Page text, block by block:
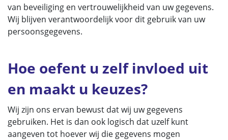
van beveiliging en vertrouwelijkheid van uw gegevens.
Wij blijven verantwoordelijk voor dit gebruik van uw
persoonsgegevens.
Hoe oefent u zelf invloed uit
en maakt u keuzes?
Wij zijn ons ervan bewust dat wij uw gegevens
gebruiken. Het is dan ook logisch dat uzelf kunt
aangeven tot hoever wij die gegevens mogen